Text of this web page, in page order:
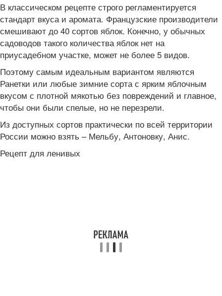
В классическом рецепте строго регламентируется
стандарт вкуса и аромата. Французские производители
смешивают до 40 сортов яблок. Конечно, у обычных
садоводов такого количества яблок нет на
приусадебном участке, может не более 5 видов.
Поэтому самым идеальным вариантом являются
Ранетки или любые зимние сорта с ярким яблочным
вкусом с плотной мякотью без повреждений и главное,
чтобы они были спелые, но не перезрели.
Из доступных сортов практически по всей территории
России можно взять – Мельбу, Антоновку, Анис.
Рецепт для ленивых